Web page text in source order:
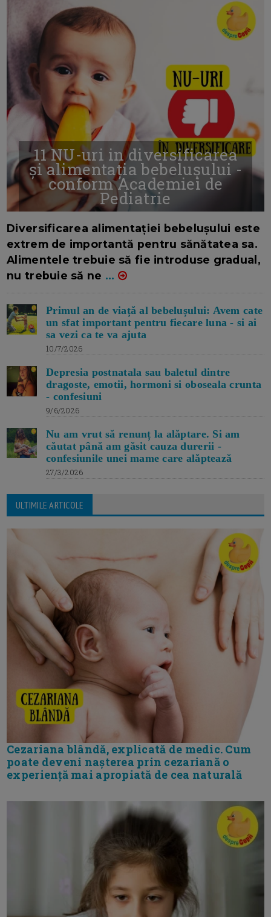
11 NU-uri in diversificarea
și alimentația bebelușului -
conform Academiei de
Pediatrie
Diversificarea alimentației bebelușului este
extrem de importantă pentru sănătatea sa.
Alimentele trebuie să fie introduse gradual,
nu trebuie să ne ...
Primul an de viață al bebelușului: Avem cate
un sfat important pentru fiecare luna - si ai
sa vezi ca te va ajuta
10/7/2026
Depresia postnatala sau baletul dintre
dragoste, emotii, hormoni si oboseala crunta
- confesiuni
9/6/2026
Nu am vrut să renunț la alăptare. Si am
căutat până am găsit cauza durerii -
confesiunile unei mame care alăptează
27/3/2026
ULTIMILE ARTICOLE
Cezariana blândă, explicată de medic. Cum
poate deveni nașterea prin cezariană o
experiență mai apropiată de cea naturală